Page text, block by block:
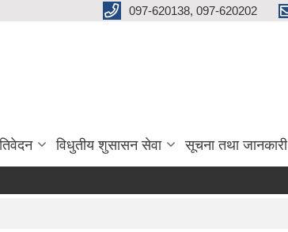
097-620138, 097-620202
विधुतीय शुसासन सेवा सूचना तथा जानकारी